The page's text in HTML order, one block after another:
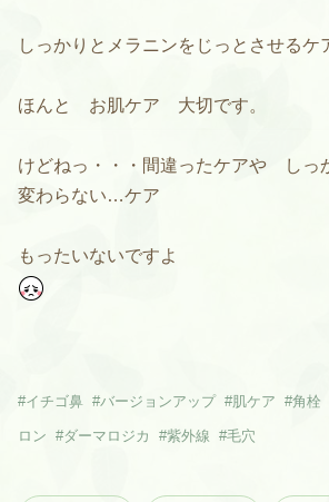
しっかりとメラニンをじっとさせるケ
ほんと お肌ケア 大切です。
けどねっ・・・間違ったケアや しっ
変わらない…ケア
もったいないですよ
#イチゴ鼻 #バージョンアップ #肌ケア #角栓
ロン #ダーマロジカ #紫外線 #毛穴